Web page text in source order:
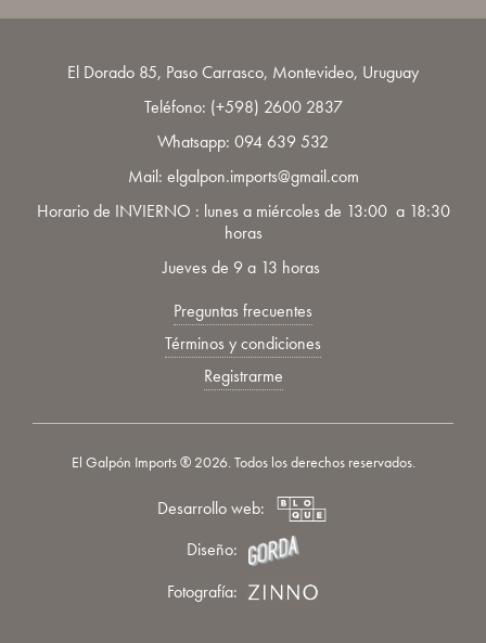
El Dorado 85, Paso Carrasco, Montevideo, Uruguay
Teléfono: (+598) 2600 2837
Whatsapp: 094 639 532
Mail: elgalpon.imports@gmail.com
Horario de INVIERNO : lunes a miércoles de 13:00 a 18:30
horas
Jueves de 9 a 13 horas
Preguntas frecuentes
Términos y condiciones
Registrarme
El Galpón Imports ® 2026. Todos los derechos reservados.
Desarrollo web:
Diseño:
Fotografía: